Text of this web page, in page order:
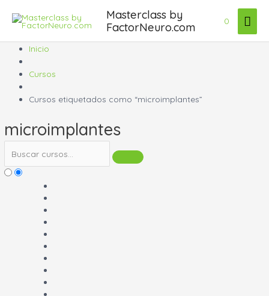
contenido
Masterclass by
FactorNeuro.com
0
Inicio
Cursos
Cursos etiquetados como “microimplantes”
microimplantes